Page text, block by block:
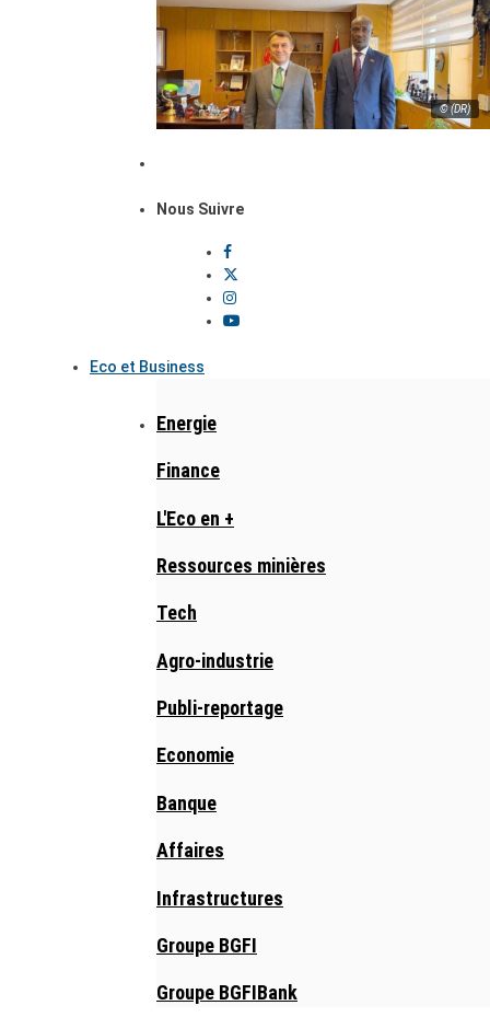
© (DR)
Nous Suivre
Eco et Business
Energie
Finance
L'Eco en +
Ressources minières
Tech
Agro-industrie
Publi-reportage
Economie
Banque
Affaires
Infrastructures
Groupe BGFI
Groupe BGFIBank